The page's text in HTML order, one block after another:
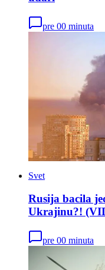
pre 00 minuta
Svet
Rusija bacila
Ukrajinu?!
pre 00 minuta